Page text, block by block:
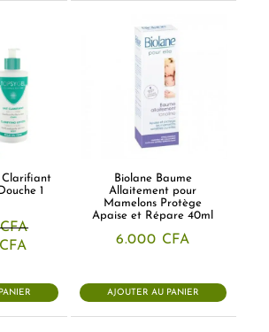
Clarifiant
1
CFA
CFA
est :
22.500 CFA.
Biolane Baume
Allaitement pour
Mamelons Protège
Apaise et Répare 40ml
6.000 CFA
AJOUTER AU PANIER